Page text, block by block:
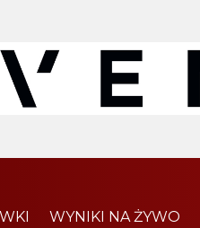
WYNIKI NA ŻYWO